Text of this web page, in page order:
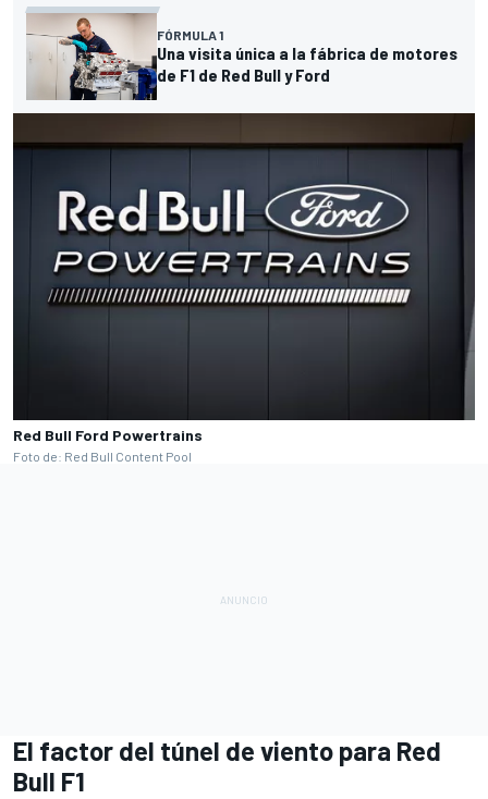
FÓRMULA 1
Una visita única a la fábrica de motores
de F1 de Red Bull y Ford
Red Bull Ford Powertrains
Foto de: Red Bull Content Pool
El factor del túnel de viento para Red
Bull F1